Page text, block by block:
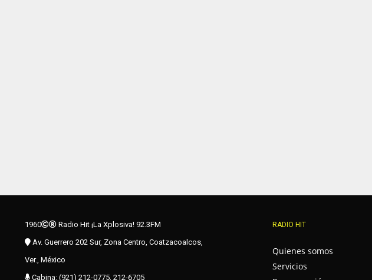
1960
Radio Hit ¡La Xplosiva! 92.3FM
Av. Guerrero 202 Sur, Zona Centro, Coatzacoalcos,
Ver., México
Cabina: (921) 212-0775, 212-6705
RADIO HIT
Quienes somos
Servicios